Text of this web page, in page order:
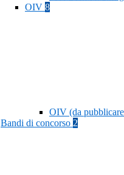
OIV 8
OIV (da
Bandi di concorso 2